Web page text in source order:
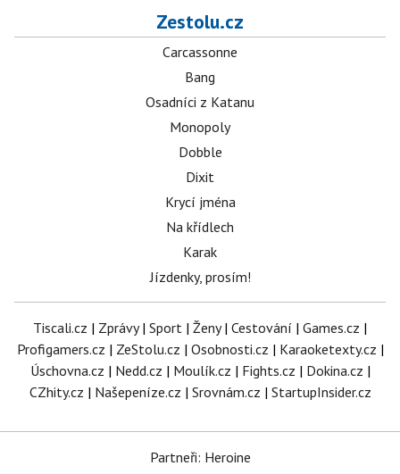
Zestolu.cz
Carcassonne
Bang
Osadníci z Katanu
Monopoly
Dobble
Dixit
Krycí jména
Na křídlech
Karak
Jízdenky, prosím!
Tiscali.cz | Zprávy| Sport | Ženy| Cestování | Games.cz |
Profigamers.cz | ZeStolu.cz | Osobnosti.cz | Karaoketexty.cz |
Úschovna.cz | Nedd.cz | Moulík.cz | Fights.cz | Dokina.cz |
CZhity.cz | Našepeníze.cz | Srovnám.cz | StartupInsider.cz
Partneři: Heroine